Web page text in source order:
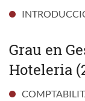
Grau en
Hoteleria